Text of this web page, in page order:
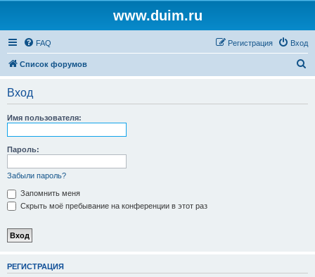
www.duim.ru
FAQ Вход
Регистрация
Список форумов
Вход
Имя пользователя:
Пароль:
Забыли пароль?
Запомнить меня
Скрыть моё пребывание на конференции в этот раз
РЕГИСТРАЦИЯ